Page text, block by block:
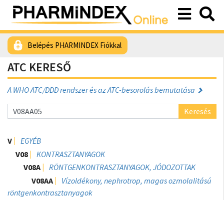
Belépés PHARMINDEX Fiókkal
ATC KERESŐ
A WHO ATC/DDD rendszer és az ATC-besorolás bemutatása
Keresés
V
EGYÉB
V08
KONTRASZTANYAGOK
V08A
RÖNTGENKONTRASZTANYAGOK, JÓDOZOTTAK
V08AA
Vízoldékony, nephrotrop, magas ozmolalitású
röntgenkontrasztanyagok